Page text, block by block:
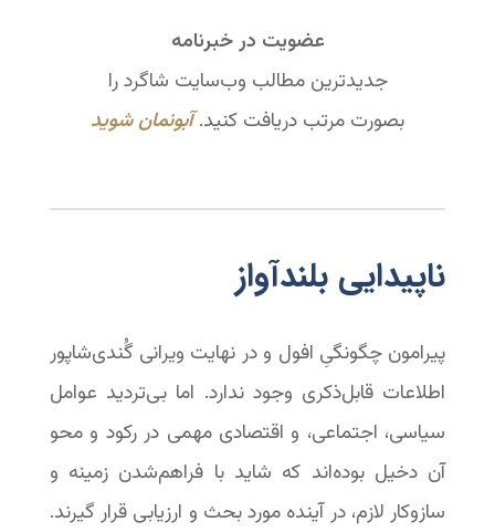
عضویت در خبرنامه
جدیدترین مطالب وب‌سایت شاگرد را
بصورت مرتب دریافت کنید.آبونمان شوید
ناپیدایی بلندآواز
پیرامون چگونگیِ افول و در نهایت ویرانی گُندی‌شاپور
اطلاعات قابل‌ذکری وجود ندارد. اما بی‌تردید عوامل
سیاسی، اجتماعی، و اقتصادی مهمی در رکود و محو
آن دخیل بوده‌اند که شاید با فراهم‌شدن زمینه و
سازوکار لازم، در آینده مورد بحث و ارزیابی قرار گیرند.